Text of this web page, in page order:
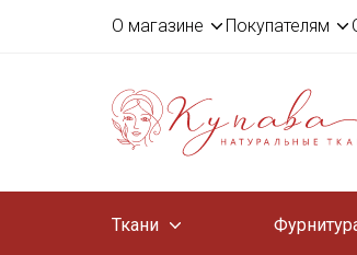
О магазине Покупателям
Ткани